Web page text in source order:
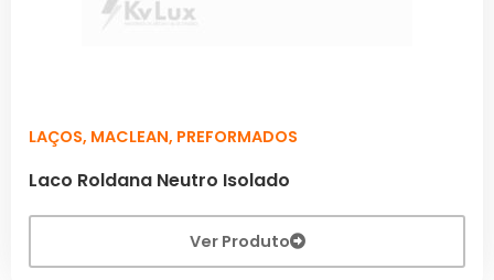
LAÇOS, MACLEAN, PREFORMADOS
Laco Roldana Neutro Isolado
Ver Produto